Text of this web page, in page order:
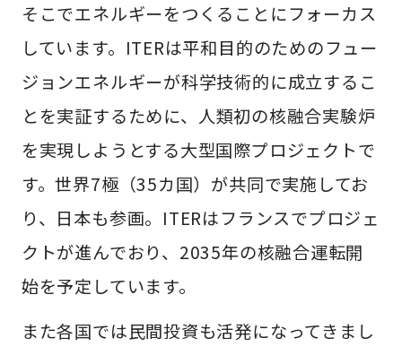
そこでエネルギーをつくることにフォーカス
しています。ITERは平和目的のためのフュー
ジョンエネルギーが科学技術的に成立するこ
とを実証するために、人類初の核融合実験炉
を実現しようとする大型国際プロジェクトで
す。世界7極（35カ国）が共同で実施してお
り、日本も参画。ITERはフランスでプロジェ
クトが進んでおり、2035年の核融合運転開
始を予定しています。
また各国では民間投資も活発になってきまし